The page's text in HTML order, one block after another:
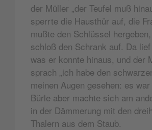
der Müller „der Teufel muß
sperrte die Hausthür auf, die
mußte den Schlüssel
schloß den Schrank auf. Da
was er konnte hinaus, und der
sprach „ich habe den
meinen Augen gesehen: es
Bürle aber machte sich am
in der Dämmerung mit den
Thalern aus dem Staub.